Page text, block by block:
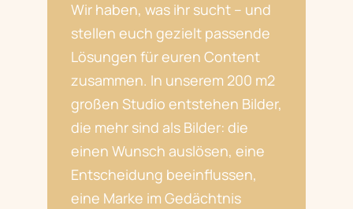
Wir haben, was ihr sucht – und
stellen euch gezielt passende
Lösungen für euren Content
zusammen. In unserem 200 m2
großen Studio entstehen Bilder,
die mehr sind als Bilder: die
einen Wunsch auslösen, eine
Entscheidung beeinflussen,
eine Marke im Gedächtnis